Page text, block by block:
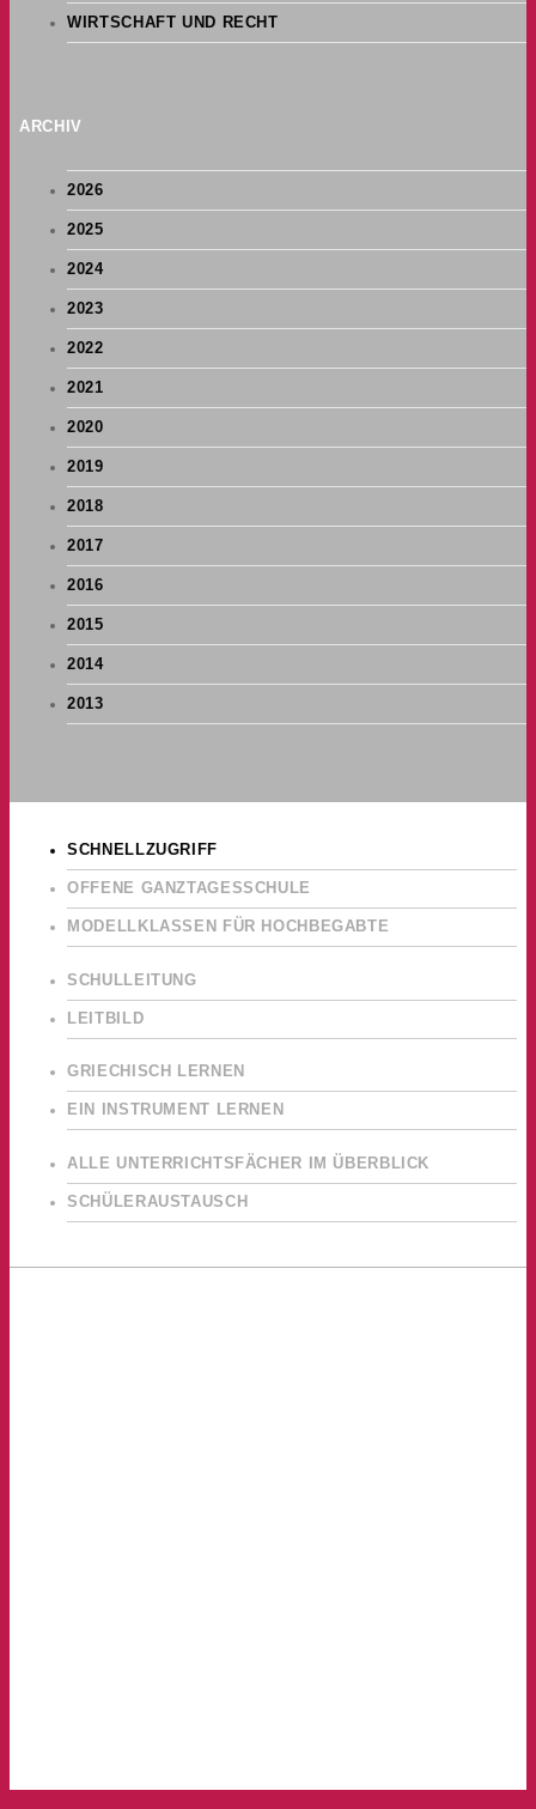
WIRTSCHAFT UND RECHT
ARCHIV
2026
2025
2024
2023
2022
2021
2020
2019
2018
2017
2016
2015
2014
2013
SCHNELLZUGRIFF
OFFENE GANZTAGESSCHULE
MODELLKLASSEN FÜR HOCHBEGABTE
SCHULLEITUNG
LEITBILD
GRIECHISCH LERNEN
EIN INSTRUMENT LERNEN
ALLE UNTERRICHTSFÄCHER IM ÜBERBLICK
SCHÜLERAUSTAUSCH